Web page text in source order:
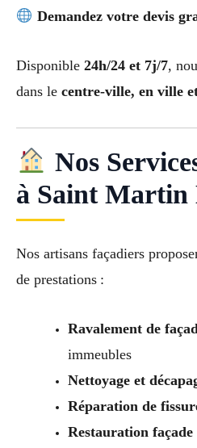
Demandez votre devis
Disponible 24h/24 et 7j/7,
dans le centre-ville, en ville
Nos
à Saint Martin
Nos artisans façadiers
de prestations :
Ravalement de
immeubles
Nettoyage et
Réparation de
Restauration